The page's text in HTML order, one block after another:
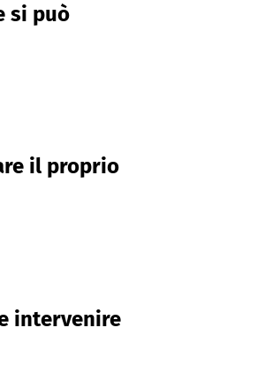
si può
il proprio
intervenire